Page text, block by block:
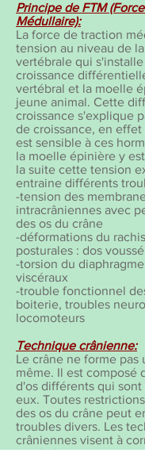
Principe de FTM
Médullaire):
La force de traction
tension au niveau de
vertébrale qui
croissance
vertébral et la moelle
jeune animal. Cette
croissance s'explique
de croissance, en effet
est sensible à ces
la moelle épinière y
la suite cette tension
entraine différents
-tension des
intracrâniennes avec
des os du crâne
-déformations du
posturales : dos
-torsion du
viscéraux
-trouble fonctionnel
boiterie, troubles
locomoteurs
Technique crânienne:
Le crâne ne forme
même. Il est composé
d'os différents qui
eux. Toutes
des os du crâne peut
troubles divers. Les
crâniennes visent à
restrictions.